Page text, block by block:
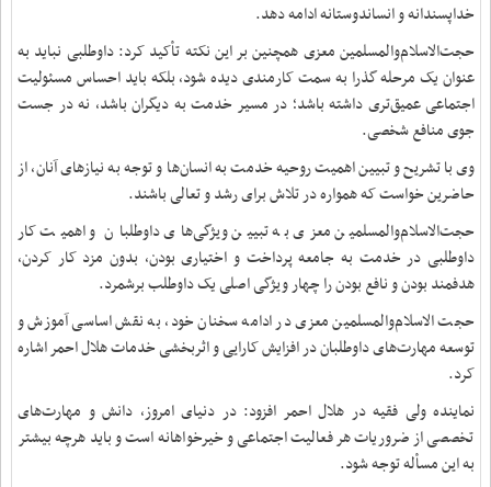
خداپسندانه و انساندوستانه ادامه دهد.
حجت‌الاسلام‌والمسلمین معزی همچنین بر این نکته تأکید کرد: داوطلبی نباید به
عنوان یک مرحله گذرا به سمت کارمندی دیده شود، بلکه باید احساس مسئولیت
اجتماعی عمیق‌تری داشته باشد؛ در مسیر خدمت به دیگران باشد، نه در جست
‌‌جوی منافع شخصی.
وی با تشریح و تبیین اهمیت روحیه خدمت به انسان‌ها و توجه به نیازهای آنان، از
حاضرین خواست که همواره در تلاش برای رشد و تعالی باشند.
حجت‌الاسلام‌والمسلمین معزی به تبیین ویژگی‌های داوطلبان و اهمیت کار
داوطلبی در خدمت به جامعه پرداخت و اختیاری بودن، بدون مزد کار کردن،
هدفمند بودن و نافع بودن را چهار ویژگی اصلی یک داوطلب برشمرد.
حجت الاسلام‌والمسلمین معزی در ادامه سخنان خود، به نقش اساسی آموزش و
توسعه مهارت‌های داوطلبان در افزایش کارایی و اثربخشی خدمات هلال احمر اشاره
کرد.
نماینده ولی فقیه در هلال احمر افزود: در دنیای امروز، دانش و مهارت‌های
تخصصی از ضروریات هر فعالیت اجتماعی و خیرخواهانه است و باید هرچه بیشتر
به این مسأله توجه شود.